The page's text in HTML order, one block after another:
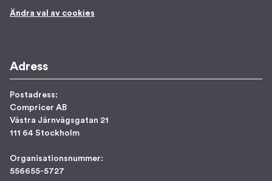
Ändra val av cookies
Adress
Postadress:
Compricer AB
Västra Järnvägsgatan 21
111 64 Stockholm
Organisationsnummer:
556655-5727